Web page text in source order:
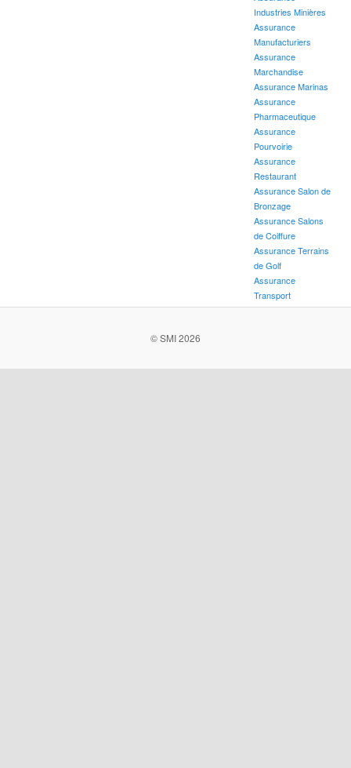
Industries Minières
Assurance
Manufacturiers
Assurance
Marchandise
Assurance Marinas
Assurance
Pharmaceutique
Assurance
Pourvoirie
Assurance
Restaurant
Assurance Salon de
Bronzage
Assurance Salons
de Coiffure
Assurance Terrains
de Golf
Assurance
Transport
© SMI 2026